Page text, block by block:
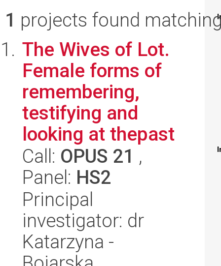
1 projects found
The Wives of Lot.
Female forms of
remembering,
testifying and
looking at thepast
Call: OPUS 21 ,
Panel: HS2
Principal
investigator: dr
Katarzyna -